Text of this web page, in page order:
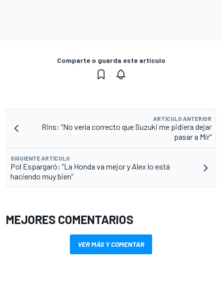
Comparte o guarda este artículo
ARTÍCULO ANTERIOR
Rins: “No vería correcto que Suzuki me pidiera dejar
pasar a Mir”
SIGUIENTE ARTÍCULO
Pol Espargaró: “La Honda va mejor y Alex lo está
haciendo muy bien”
MEJORES COMENTARIOS
VER MÁS Y COMENTAR